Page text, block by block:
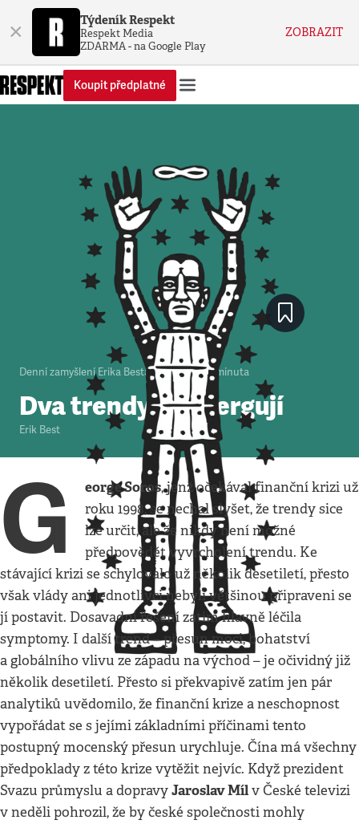
× Týdeník Respekt
Respekt Media
ZDARMA - na Google Play
ZOBRAZIT
Koupit předplatné
Denní zamyšlení Erika Besta•15. 10. 2008•1 minuta
Dva trendy konvergují
Erik Best
G eorge Soros, jenž očekával finanční krizi už
roku 1998, se nechal slyšet, že trendy sice
lze určit, ale že nikdy není možné
předpovědět vyvrcholení trendu. Ke
stávající krizi se schylovalo už několik desetiletí, přesto
však vlády ani jednotlivci nebyli většinou připraveni se
jí postavit. Dosavadní řešení zatím hlavně léčila
symptomy. I další trend – přesun moci, bohatství
a globálního vlivu ze západu na východ – je očividný již
několik desetiletí. Přesto si překvapivě zatím jen pár
analytiků uvědomilo, že finanční krize a neschopnost
vypořádat se s jejími základními příčinami tento
postupný mocenský přesun urychluje. Čína má všechny
předpoklady z této krize vytěžit nejvíc. Když prezident
Svazu průmyslu a dopravyJaroslav Mílv České televizi
v neděli pohrozil, že by české společnosti mohly